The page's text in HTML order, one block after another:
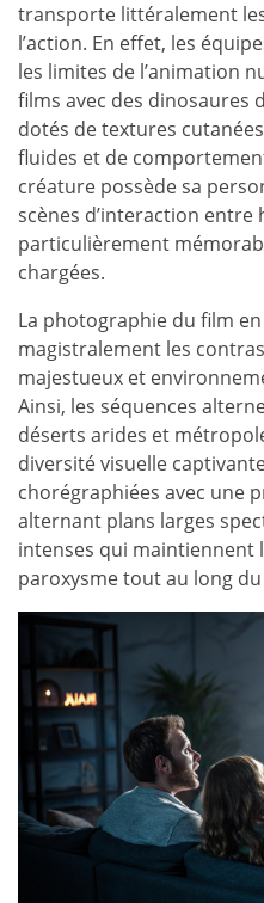
transporte littéralement
l’action. En effet, les
les limites de l’animation
films avec des dinosaures
dotés de textures
fluides et de
créature possède sa
scènes d’interaction
particulièrement
chargées.
La photographie du film en
magistralement les
majestueux et
Ainsi, les séquences
déserts arides et
diversité visuelle
chorégraphiées avec une
alternant plans larges
intenses qui maintiennent
paroxysme tout au long